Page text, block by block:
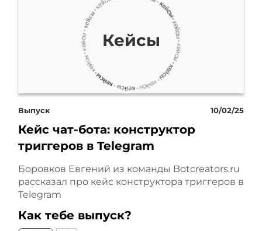
Кейсы
Выпуск 10/02/25
Кейс чат-бота: конструктор
триггеров в Telegram
Боровков Евгений из команды Botcreators.ru
рассказал про кейс конструктора триггеров в
Telegram
Как тебе выпуск?